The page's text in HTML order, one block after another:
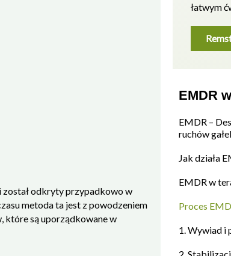
i został odkryty przypadkowo w
metoda ta jest z powodzeniem
które są uporządkowane w
łatwym
EMDR
EMDR –
ruchów
Jak działa
EMDR w
Proces
1. Wywiad i
2.